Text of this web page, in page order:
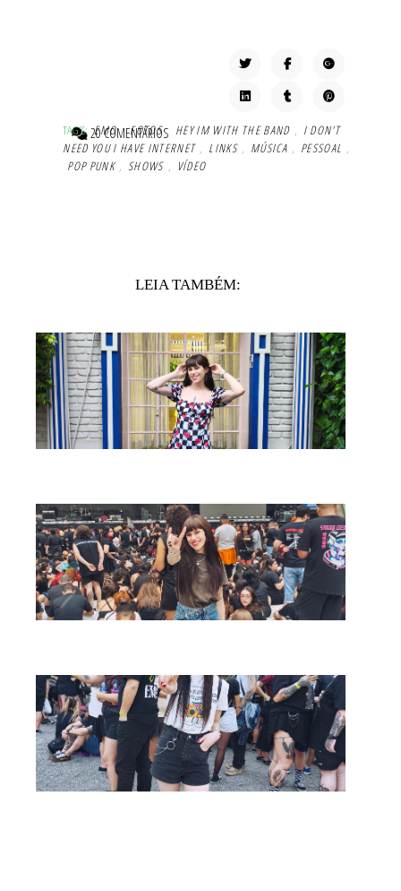
20 COMENTÁRIOS
TAG'S: EMO , FOTOS , HEY IM WITH THE BAND , I DON'T
NEED YOU I HAVE INTERNET , LINKS , MÚSICA , PESSOAL ,
POP PUNK , SHOWS , VÍDEO
LEIA TAMBÉM: